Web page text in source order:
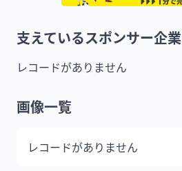
支えているスポンサー企業
レコードがありません
画像一覧
レコードがありません